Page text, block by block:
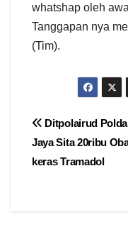
whatshap oleh
Tanggapan nya
(Tim).
Navigasi
pos
Ditpolairud
Jaya Sita 20ribu
keras Tramadol